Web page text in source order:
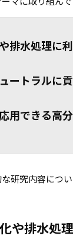
排水処理に
ートラルに
用できる高
研究内容につ
や排水処